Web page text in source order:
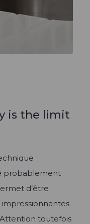
is the limit
probablement
d’être
Attention toutefois